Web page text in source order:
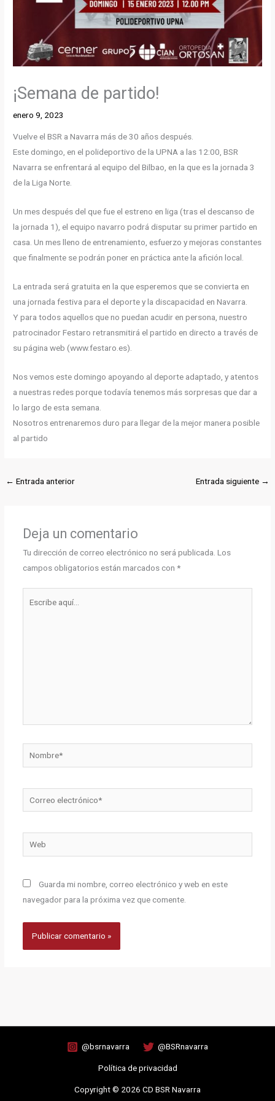
¡Semana de partido!
enero 9, 2023
Vuelve el BSR a Navarra más de 30 años después.
Este domingo, en el polideportivo de la UPNA a las 12:00, BSR
Navarra se enfrentará al equipo del Bilbao, en la que es la jornada 3
de la Liga Norte.
Un mes después del que fue el estreno en liga (tras el descanso de
la jornada 1), el equipo navarro podrá disputar su primer partido en
casa. Un mes lleno de entrenamiento, esfuerzo y mejoras constantes
que finalmente se podrán poner en práctica ante la afición local.
La entrada será gratuita en la que esperemos que se convierta en
una jornada festiva para el deporte y la discapacidad en Navarra.
Y para todos aquellos que no puedan acudir en persona, nuestro
patrocinador Festaro retransmitirá el partido en directo a través de
su página web (www.festaro.es).
Nos vemos este domingo apoyando al deporte adaptado, y atentos
a nuestras redes porque todavía tenemos más sorpresas que dar a
lo largo de esta semana.
Nosotros entrenaremos duro para llegar de la mejor manera posible
al partido
← Entrada anterior Entrada siguiente →
Deja un comentario
Tu dirección de correo electrónico no será publicada. Los
campos obligatorios están marcados con *
Nombre*
electrónico*
Guarda mi nombre, correo electrónico y web en este
navegador para la próxima vez que comente.
@bsrnavarra @BSRnavarra
Política de privacidad
Copyright © 2026 CD BSR Navarra